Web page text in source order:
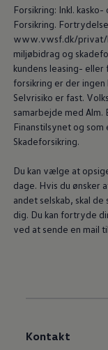
Forsikring: Inkl.
Forsikring.
www.vwsf.dk/privat/
miljøbidrag og
kundens leasing-
forsikring er der
Selvrisiko er fast.
samarbejde med
Finanstilsynet og
Skadeforsikring.
Du kan vælge at
dage. Hvis du ønsker
andet selskab, skal
dig. Du kan fortryde
ved at sende en mail til
Kontakt